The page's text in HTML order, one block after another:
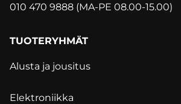
010 470 9888 (MA-PE 08.00-15.00)
TUOTERYHMÄT
Alusta ja jousitus
Elektroniikka